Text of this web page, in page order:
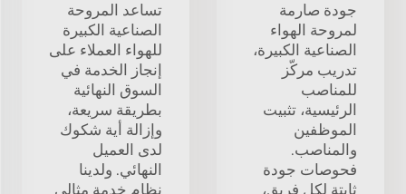
جودة صارمة
لمروحة الهواء
الصناعية الكبيرة،
تدريب مركّز
للمناصب
الرئيسية، تثبيت
الموظفين
والمناصب.
فحوصات جودة
ثابتة لكل فريق،
تساعد المروحة
الصناعية الكبيرة
للهواء العملاء على
إنجاز الخدمة في
السوق النهائية
بطريقة سريعة،
وإزالة أية شكوك
لدى العميل
النهائي. ولدينا
نظام خدمة مثالي